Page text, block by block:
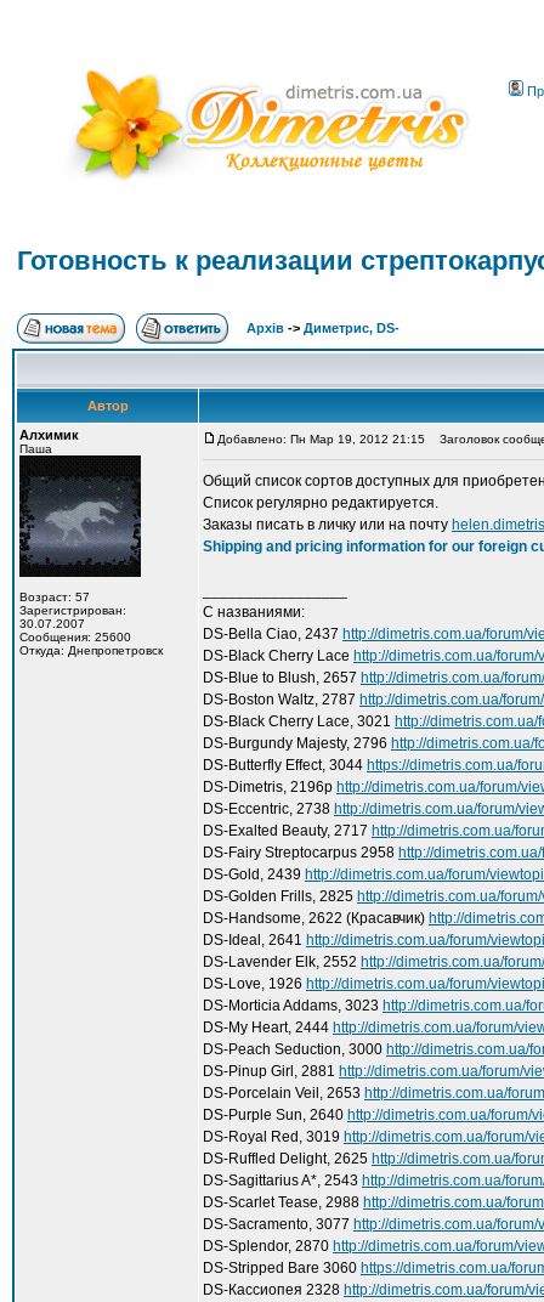
Готовность к реализации
Архів -> Диметрис, DS-
Автор
Алхимик
Паша
Возраст: 57
Зарегистрирован:
30.07.2007
Сообщения: 25600
Откуда: Днепропетровск
Добавлено: Пн Мар 19, 2012 21:15 Заголовок
Общий список сортов доступных для
Список регулярно редактируется.
Заказы писать в личку или на почту
Shipping and pricing information for our foreign
С названиями:
DS-Bella Ciao, 2437 http://dimetris.com.ua/forum/
DS-Black Cherry Lace http://dimetris.com.ua/
DS-Blue to Blush, 2657 http://dimetris.com.ua/
DS-Boston Waltz, 2787 http://dimetris.com.ua/
DS-Black Cherry Lace, 3021 http://
DS-Burgundy Majesty, 2796 http://dimetris.com.ua/
DS-Butterfly Effect, 3044 https://dimetris.com.ua/
DS-Dimetris, 2196р http://dimetris.com.ua/forum/
DS-Eccentric, 2738 http://dimetris.com.ua/forum/
DS-Exalted Beauty, 2717 http://dimetris.com.ua/
DS-Fairy Streptocarpus 2958 http://
DS-Gold, 2439 http://dimetris.com.ua/forum/
DS-Golden Frills, 2825 http://dimetris.com.ua/
DS-Handsome, 2622 (Красавчик) http://
DS-Ideal, 2641 http://dimetris.com.ua/forum/
DS-Lavender Elk, 2552 http://dimetris.com.ua/
DS-Love, 1926 http://dimetris.com.ua/forum/
DS-Morticia Addams, 3023 http://dimetris.com.ua/
DS-My Heart, 2444 http://dimetris.com.ua/forum/
DS-Peach Seduction, 3000 http://dimetris.com.ua/
DS-Pinup Girl, 2881 http://dimetris.com.ua/forum/
DS-Porcelain Veil, 2653 http://dimetris.com.ua/
DS-Purple Sun, 2640 http://dimetris.com.ua/forum/
DS-Royal Red, 3019 http://dimetris.com.ua/forum/
DS-Ruffled Delight, 2625 http://dimetris.com.ua/
DS-Sagittarius A*, 2543 http://dimetris.com.ua/
DS-Scarlet Tease, 2988 http://dimetris.com.ua/
DS-Sacramento, 3077 http://dimetris.com.ua/
DS-Splendor, 2870 http://dimetris.com.ua/forum/
DS-Stripped Bare 3060 https://dimetris.com.ua/
DS-Кассиопея 2328 http://dimetris.com.ua/forum/